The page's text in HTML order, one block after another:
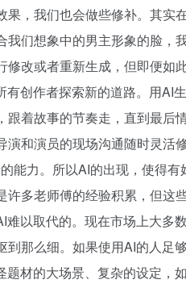
，我们也会做些修补。其
们想象中的男主形象的脸
改或者重新生成，但即便
创作者探索新的道路。用AI
着故事的节奏走，直到最
和演员的现场沟通随时灵活
能力。所以AI的出现，使得
多老师傅的经验积累，但
以取代的。现在市场上大
那么细。如果使用AI的人
材的大场景、复杂的设定